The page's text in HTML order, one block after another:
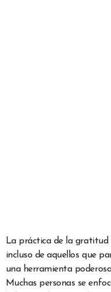
La práctica de la gratitud
incluso de aquellos que
una herramienta
Muchas personas se